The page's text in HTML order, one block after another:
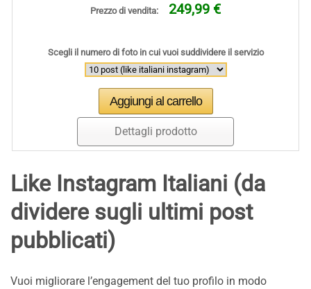
Prezzo di vendita: 249,99 €
Scegli il numero di foto in cui vuoi suddividere il servizio
Dettagli prodotto
Like Instagram Italiani (da
dividere sugli ultimi post
pubblicati)
Vuoi migliorare l’engagement del tuo profilo in modo